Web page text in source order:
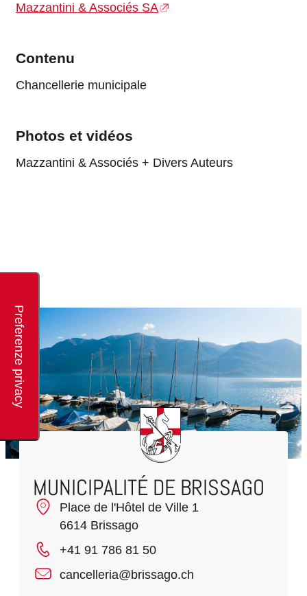
Mazzantini & Associés SA
Contenu
Chancellerie municipale
Photos et vidéos
Mazzantini & Associés + Divers Auteurs
MUNICIPALITÉ DE BRISSAGO
Place de l'Hôtel de Ville 1
6614 Brissago
+41 91 786 81 50
cancelleria@brissago.ch